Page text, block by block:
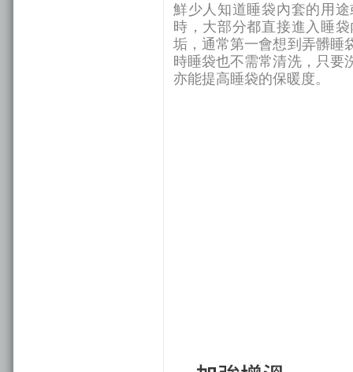
鮮少人知道睡袋內套的用
時，大部分都直接進入睡
垢，通常第一會想到弄髒睡
時睡袋也不需常清洗，只要
亦能提高睡袋的保暖度。